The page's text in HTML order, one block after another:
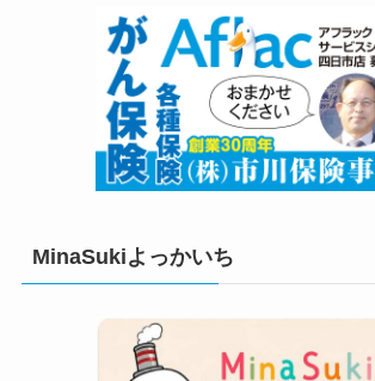
MinaSukiよっかいち